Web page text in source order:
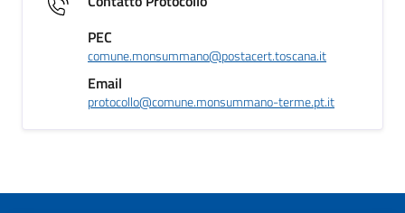
PEC
comune.monsummano@postacert.toscana.it
Email
protocollo@comune.monsummano-terme.pt.it